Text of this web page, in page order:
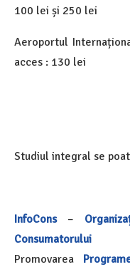
100 lei și 250 lei
Aeroportul
acces : 130 lei
Studiul integral se
InfoCons–
Consumatorului
Promovarea